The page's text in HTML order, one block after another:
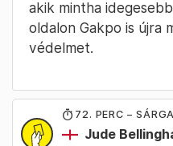
akik mintha
oldalon Gakpo is újra
védelmet.
72 . PERC –
Jude